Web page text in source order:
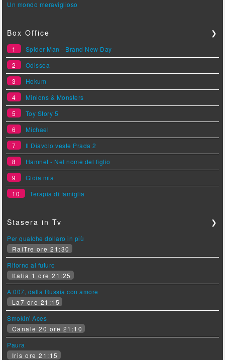
Un mondo meraviglioso
Box Office ❯
1
Spider-Man - Brand New Day
2
Odissea
3
Hokum
4
Minions & Monsters
5
Toy Story 5
6
Michael
7
Il Diavolo veste Prada 2
8
Hamnet - Nel nome del figlio
9
Gioia mia
10
Terapia di famiglia
Stasera in Tv ❯
Per qualche dollaro in più
RaiTre ore 21:30
Ritorno al futuro
Italia 1 ore 21:25
A 007, dalla Russia con amore
La7 ore 21:15
Smokin' Aces
Canale 20 ore 21:10
Paura
Iris ore 21:15